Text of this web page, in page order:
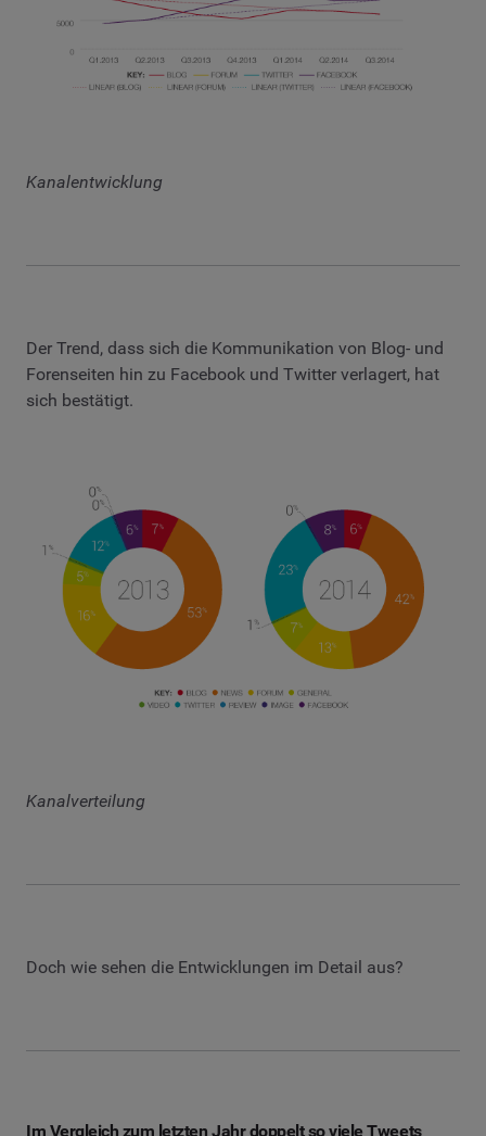
Kanalentwicklung
Der Trend, dass sich die Kommunikation von Blog- und
Forenseiten hin zu Facebook und Twitter verlagert, hat
sich bestätigt.
Kanalverteilung
Doch wie sehen die Entwicklungen im Detail aus?
Im Vergleich zum letzten Jahr doppelt so viele Tweets